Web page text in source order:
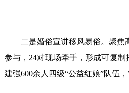
二是婚俗宣讲移风易俗。聚焦高
参与，24对现场牵手，形成可复
建强600余人四级“公益红娘”队伍